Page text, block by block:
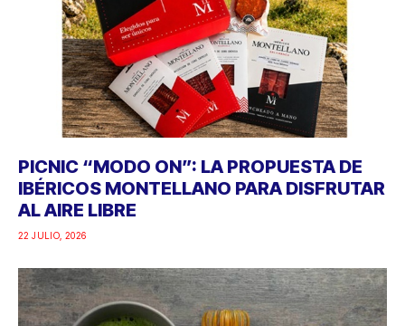
PICNIC “MODO ON”: LA PROPUESTA DE
IBÉRICOS MONTELLANO PARA DISFRUTAR
AL AIRE LIBRE
22 JULIO, 2026